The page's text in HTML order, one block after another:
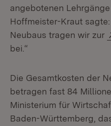
angebotenen
Hoffmeister-Kraut
Neubaus tragen wir zur
bei.“
Die Gesamtkosten der
betragen fast 84
Ministerium für
Baden-Württemberg,